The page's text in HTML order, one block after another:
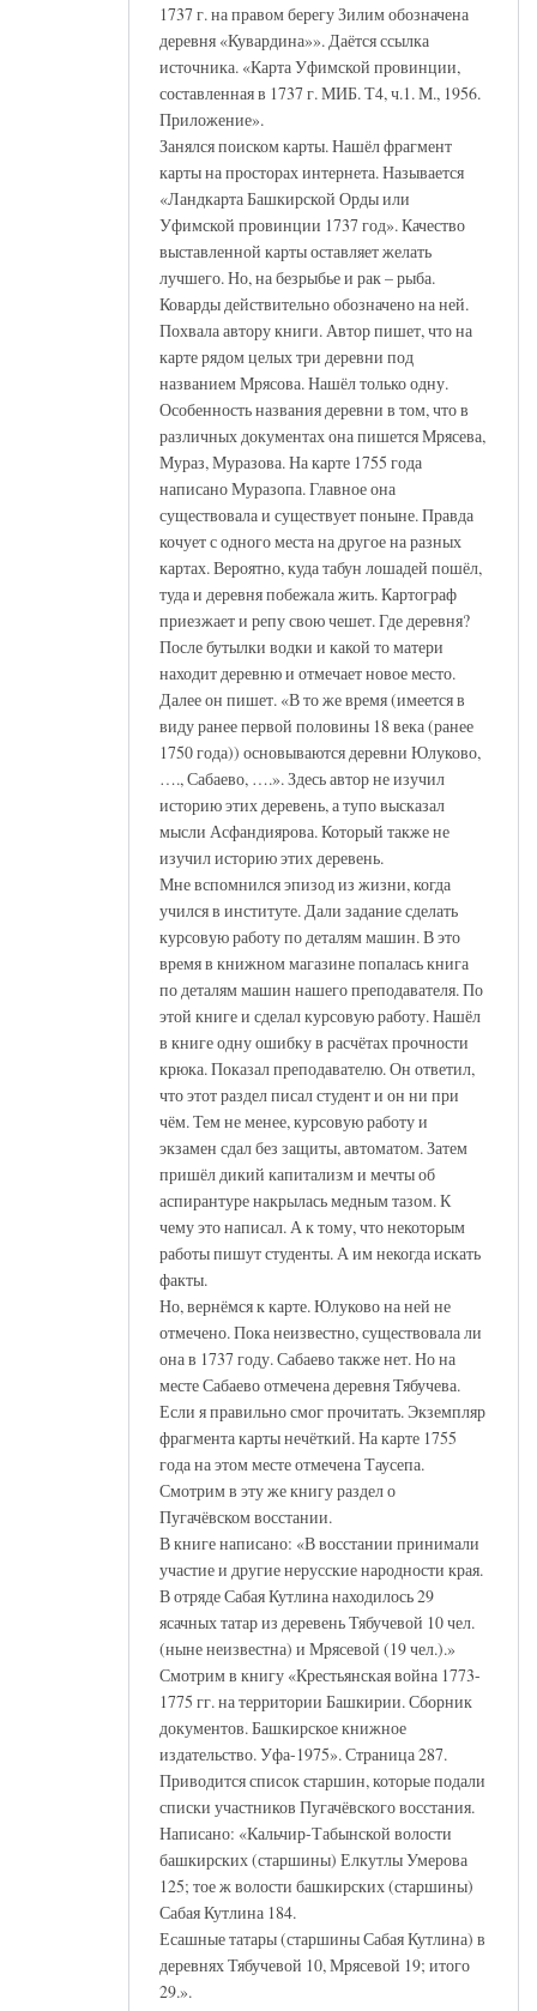
1737 г. на правом берегу Зилим обозначена
деревня «Кувардина»». Даётся ссылка
источника. «Карта Уфимской провинции,
составленная в 1737 г. МИБ. Т4, ч.1. М., 1956.
Приложение».
Занялся поиском карты. Нашёл фрагмент
карты на просторах интернета. Называется
«Ландкарта Башкирской Орды или
Уфимской провинции 1737 год». Качество
выставленной карты оставляет желать
лучшего. Но, на безрыбье и рак – рыба.
Коварды действительно обозначено на ней.
Похвала автору книги. Автор пишет, что на
карте рядом целых три деревни под
названием Мрясова. Нашёл только одну.
Особенность названия деревни в том, что в
различных документах она пишется Мрясева,
Мураз, Муразова. На карте 1755 года
написано Муразопа. Главное она
существовала и существует поныне. Правда
кочует с одного места на другое на разных
картах. Вероятно, куда табун лошадей пошёл,
туда и деревня побежала жить. Картограф
приезжает и репу свою чешет. Где деревня?
После бутылки водки и какой то матери
находит деревню и отмечает новое место.
Далее он пишет. «В то же время (имеется в
виду ранее первой половины 18 века (ранее
1750 года)) основываются деревни Юлуково,
…., Сабаево, ….». Здесь автор не изучил
историю этих деревень, а тупо высказал
мысли Асфандиярова. Который также не
изучил историю этих деревень.
Мне вспомнился эпизод из жизни, когда
учился в институте. Дали задание сделать
курсовую работу по деталям машин. В это
время в книжном магазине попалась книга
по деталям машин нашего преподавателя. По
этой книге и сделал курсовую работу. Нашёл
в книге одну ошибку в расчётах прочности
крюка. Показал преподавателю. Он ответил,
что этот раздел писал студент и он ни при
чём. Тем не менее, курсовую работу и
экзамен сдал без защиты, автоматом. Затем
пришёл дикий капитализм и мечты об
аспирантуре накрылась медным тазом. К
чему это написал. А к тому, что некоторым
работы пишут студенты. А им некогда искать
факты.
Но, вернёмся к карте. Юлуково на ней не
отмечено. Пока неизвестно, существовала ли
она в 1737 году. Сабаево также нет. Но на
месте Сабаево отмечена деревня Тябучева.
Если я правильно смог прочитать. Экземпляр
фрагмента карты нечёткий. На карте 1755
года на этом месте отмечена Таусепа.
Смотрим в эту же книгу раздел о
Пугачёвском восстании.
В книге написано: «В восстании принимали
участие и другие нерусские народности края.
В отряде Сабая Кутлина находилось 29
ясачных татар из деревень Тябучевой 10 чел.
(ныне неизвестна) и Мрясевой (19 чел.).»
Смотрим в книгу «Крестьянская война 1773-
1775 гг. на территории Башкирии. Сборник
документов. Башкирское книжное
издательство. Уфа-1975». Страница 287.
Приводится список старшин, которые подали
списки участников Пугачёвского восстания.
Написано: «Кальчир-Табынской волости
башкирских (старшины) Елкутлы Умерова
125; тое ж волости башкирских (старшины)
Сабая Кутлина 184.
Есашные татары (старшины Сабая Кутлина) в
деревнях Тябучевой 10, Мрясевой 19; итого
29.».